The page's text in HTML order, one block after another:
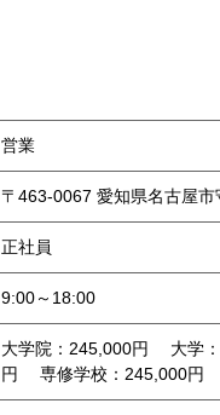
営業
〒463-0067 愛知県名古屋
正社員
9:00～18:00
大学院：245,000円 大学
円 専修学校：245,000円